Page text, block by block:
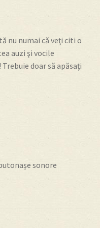
nu numai că veţi citi o
auzi şi vocile
doar să apăsaţi
sonore